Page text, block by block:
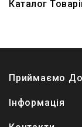
Каталог
Приймаємо
Інформація